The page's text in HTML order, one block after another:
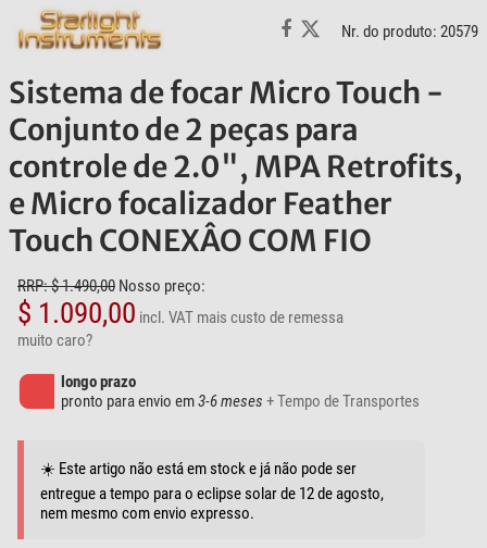
Nr. do produto: 20579
Sistema de focar Micro Touch -
Conjunto de 2 peças para
controle de 2.0", MPA Retrofits,
e Micro focalizador Feather
Touch CONEXÂO COM FIO
RRP: $ 1.490,00 Nosso preço:
$ 1.090,00 incl. VAT mais custo de remessa
muito caro?
longo prazo
pronto para envio em3-6 meses + Tempo de Transportes
☀️ Este artigo não está em stock e já não pode ser
entregue a tempo para o eclipse solar de 12 de agosto,
nem mesmo com envio expresso.